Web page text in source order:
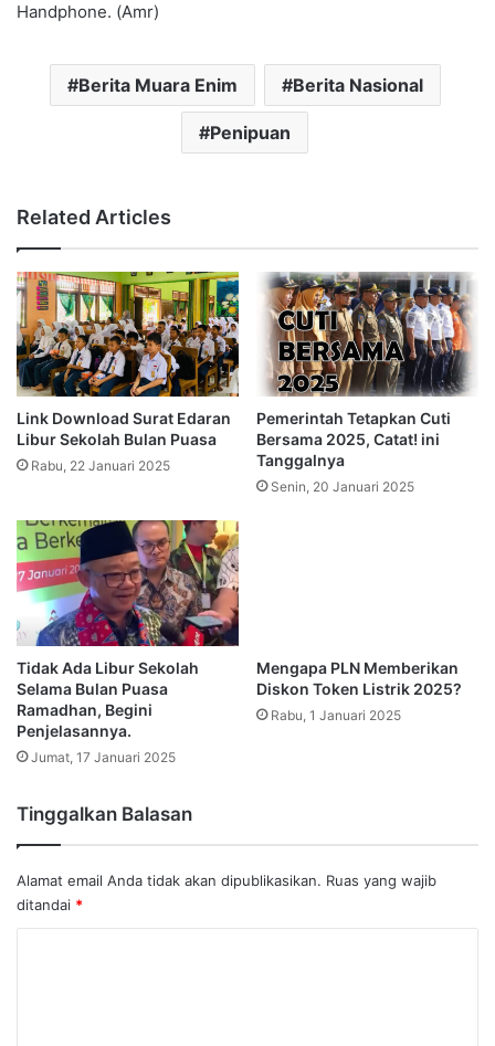
Handphone. (Amr)
Berita Muara Enim Berita Nasional
Penipuan
Related Articles
Link Download Surat Edaran
Libur Sekolah Bulan Puasa
Rabu, 22 Januari 2025
Pemerintah Tetapkan Cuti
Bersama 2025, Catat! ini
Tanggalnya
Senin, 20 Januari 2025
Tidak Ada Libur Sekolah
Selama Bulan Puasa
Ramadhan, Begini
Penjelasannya.
Jumat, 17 Januari 2025
Mengapa PLN Memberikan
Diskon Token Listrik 2025?
Rabu, 1 Januari 2025
Tinggalkan Balasan
Alamat email Anda tidak akan dipublikasikan. Ruas yang wajib
ditandai *